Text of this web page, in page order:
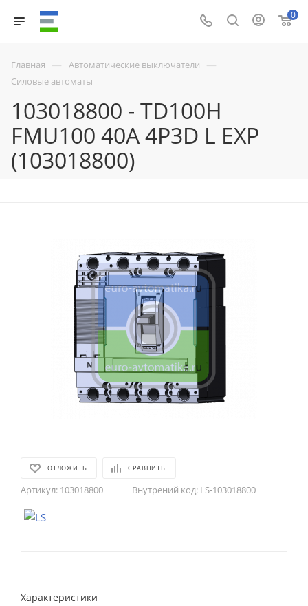
0
Главная — Автоматические выключатели —
Силовые автоматы
103018800 - TD100H
FMU100 40A 4P3D L EXP
(103018800)
ОТЛОЖИТЬ СРАВНИТЬ
Артикул: 103018800 Внутрений код: LS-103018800
Характеристики